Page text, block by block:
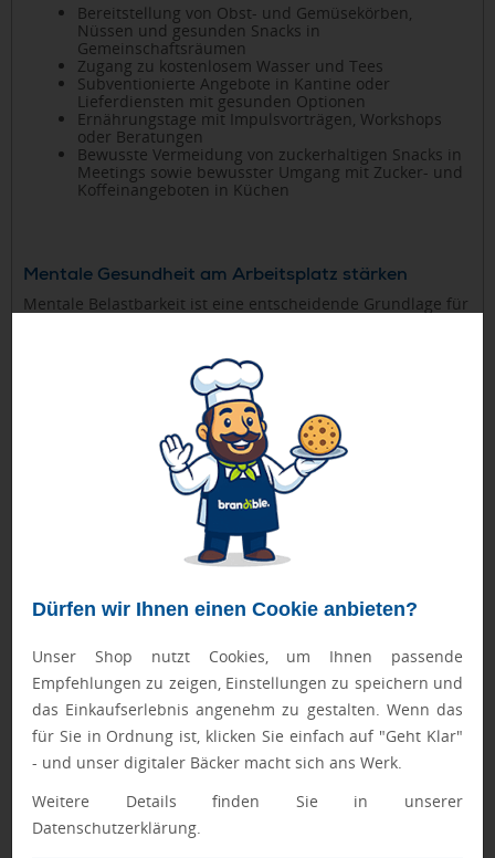
Dürfen wir Ihnen einen Cookie anbieten?
Unser Shop nutzt Cookies, um Ihnen passende
Empfehlungen zu zeigen, Einstellungen zu speichern und
das Einkaufserlebnis angenehm zu gestalten. Wenn das
für Sie in Ordnung ist, klicken Sie einfach auf "Geht Klar"
- und unser digitaler Bäcker macht sich ans Werk.
Weitere Details finden Sie in unserer
Datenschutzerklärung.
Bereitstellung von Obst- und Gemüsekörben,
Nüssen und gesunden Snacks in
Gemeinschaftsräumen
Zugang zu kostenlosem Wasser und Tees
Subventionierte Angebote in Kantine oder
Lieferdiensten mit gesunden Optionen
Ernährungstage mit Impulsvorträgen, Workshops
oder Beratungen
Bewusste Vermeidung von zuckerhaltigen Snacks in
Meetings sowie bewusster Umgang mit Zucker- und
Koffeinangeboten in Küchen
Mentale Gesundheit am Arbeitsplatz stärken
Mentale Belastbarkeit ist eine entscheidende Grundlage für
Unternehmen, die psychische Gesundheit aktiv fördern,
schaffen ein Arbeitsumfeld, das stabilisierend wirkt –
gerade in Zeiten hoher Anforderungen und Veränderung.
Um die mentale Gesundheit am Arbeitsplatz zu stärken,
können Sie beispielsweise Workshops und
Stressbewältigung und Achtsamkeit
Führungskräfte sollten für dieses Thema sensibilisiert und
darin geschult werden, um richtig mit ihren Angestellten
Kommunikationskultur zum Umgang mit Belastung
externe
psychologische Beratung oder Mitarbeiter-Hotlines
sind in dem Fall erste Anlaufstellen und sollten verfügbar
sein. Schaffen Sie zudem Rückzugsräume oder
Entspannungszonen in Ihrem Unternehmen.
Betriebliches Gesundheitsmanagement (BGM) als